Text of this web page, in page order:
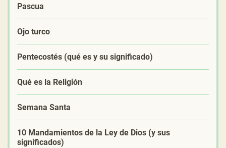
Pascua
Ojo turco
Pentecostés (qué es y su significado)
Qué es la Religión
Semana Santa
10 Mandamientos de la Ley de Dios (y sus
significados)